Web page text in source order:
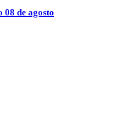
08 de agosto